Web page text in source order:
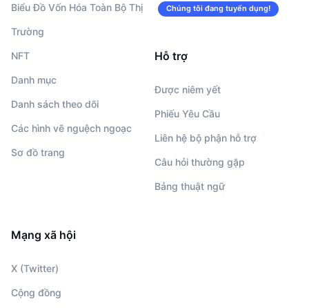
Biểu Đồ Vốn Hóa Toàn Bộ Thị
Trường
NFT
Danh mục
Danh sách theo dõi
Các hình vẽ nguệch ngoạc
Sơ đồ trang
Chúng tôi đang tuyển dụng!
Hỗ trợ
Được niêm yết
Phiếu Yêu Cầu
Liên hệ bộ phận hỗ trợ
Câu hỏi thường gặp
Bảng thuật ngữ
Mạng xã hội
X (Twitter)
Cộng đồng